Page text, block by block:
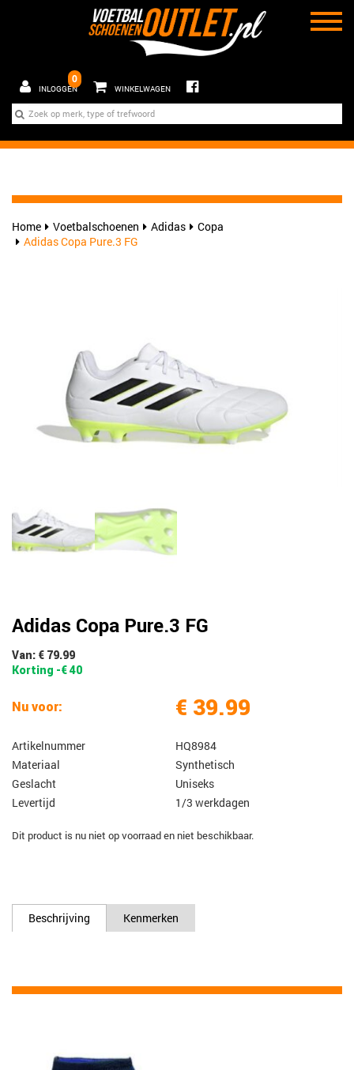
INLOGGEN
0
WINKELWAGEN
Home Voetbalschoenen Adidas
Copa
Adidas Copa Pure.3 FG
Adidas Copa Pure.3 FG
Van: € 79.99
Korting -€ 40
Nu voor: € 39.99
Artikelnummer
HQ8984
Materiaal
Synthetisch
Geslacht
Uniseks
Levertijd
1/3 werkdagen
Dit product is nu niet op voorraad en niet beschikbaar.
Beschrijving Kenmerken